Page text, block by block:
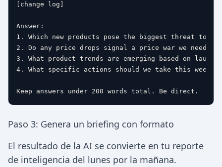
[change log]
Answer:
1. Which new products pose the biggest threat to
2. Do any price drops signal a price war we need to
3. What product trends are emerging based on
4. What specific actions should we take this week?
Paso 3: Genera un briefing con formato
El resultado de la AI se convierte en tu reporte
de inteligencia del lunes por la mañana.